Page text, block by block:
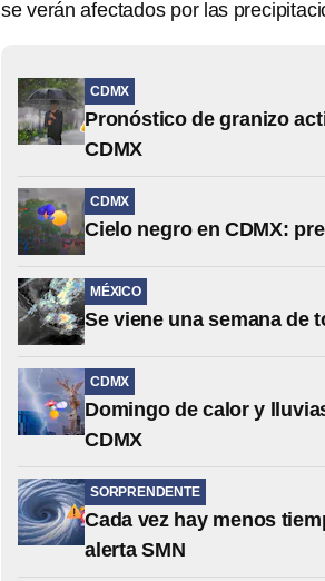
se verán afectados por las
CDMX
Pronóstico de granizo
CDMX
CDMX
Cielo negro en CDMX:
MÉXICO
Se viene una semana de
CDMX
Domingo de calor y
CDMX
SORPRENDENTE
Cada vez hay menos
alerta SMN